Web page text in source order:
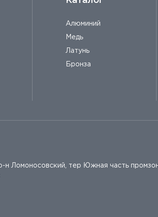
Алюминий
Медь
Латунь
Бронза
н Ломоносовский, тер Южная часть